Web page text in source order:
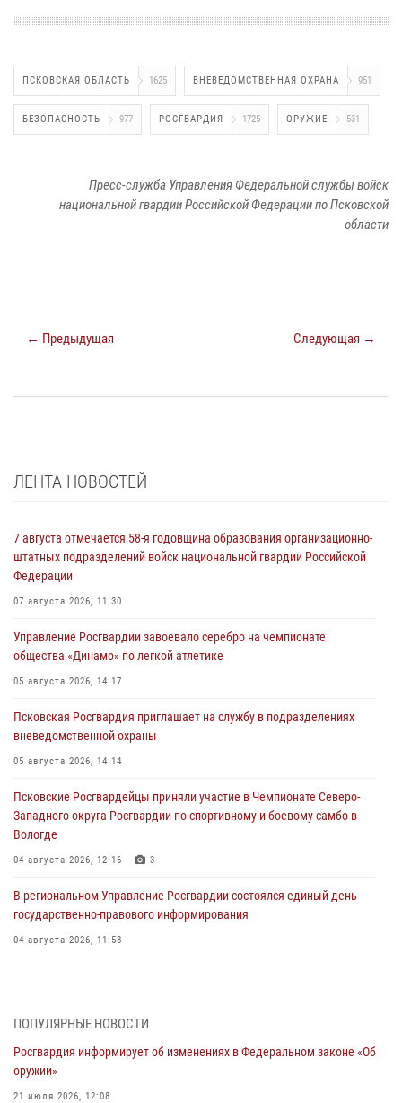
ПСКОВСКАЯ ОБЛАСТЬ 1625 ВНЕВЕДОМСТВЕННАЯ ОХРАНА 951
БЕЗОПАСНОСТЬ 977 РОСГВАРДИЯ 1725 ОРУЖИЕ 531
Пресс-служба Управления Федеральной службы войск
национальной гвардии Российской Федерации по Псковской
области
← Предыдущая Следующая →
ЛЕНТА НОВОСТЕЙ
7 августа отмечается 58-я годовщина образования организационно-
штатных подразделений войск национальной гвардии Российской
Федерации
07 августа 2026, 11:30
Управление Росгвардии завоевало серебро на чемпионате
общества «Динамо» по легкой атлетике
05 августа 2026, 14:17
Псковская Росгвардия приглашает на службу в подразделениях
вневедомственной охраны
05 августа 2026, 14:14
Псковские Росгвардейцы приняли участие в Чемпионате Северо-
Западного округа Росгвардии по спортивному и боевому самбо в
Вологде
04 августа 2026, 12:16 3
В региональном Управление Росгвардии состоялся единый день
государственно-правового информирования
04 августа 2026, 11:58
03 августа 2026, 17:21
21 единицу оружия изъяли Псковские росгвардейцы за неделю
03 августа 2026, 14:10
ПОПУЛЯРНЫЕ НОВОСТИ
Росгвардия информирует об изменениях в Федеральном законе «Об
оружии»
21 июля 2026, 12:08